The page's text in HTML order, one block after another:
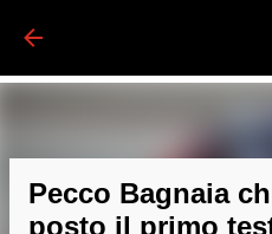
Pecco Bagnaia
posto il primo